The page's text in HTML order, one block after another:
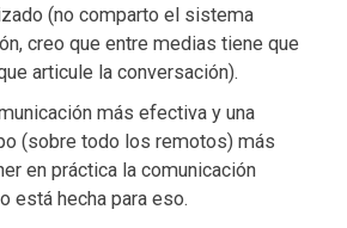
(no comparto el sistema
creo que entre medias tiene que
articule la conversación).
más efectiva y una
(sobre todo los remotos) más
en práctica la comunicación
está hecha para eso.